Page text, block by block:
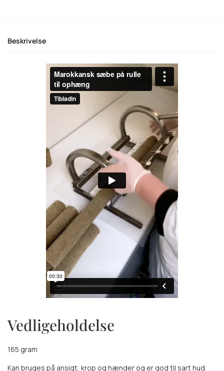
Beskrivelse
Vedligeholdelse
165 gram
Kan bruges på ansigt, krop og hænder og er god til sart hud.